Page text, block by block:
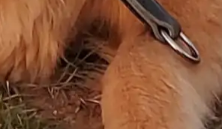
que no paguen aquest 17% de comissió.
Us poso un exemple real: a un amic meu que s?
acaba de jubilar, els seus companys li van regalar
un xec de viatge. Ell va trucar a El Corte Inglés per
bescanviar – ho i va demanar venir al meu
allotjament. I què va fer l?agència? Va reservar per
Booking. Ni em van trucar. Ni es van posar en
contacte amb mi directament. Res.